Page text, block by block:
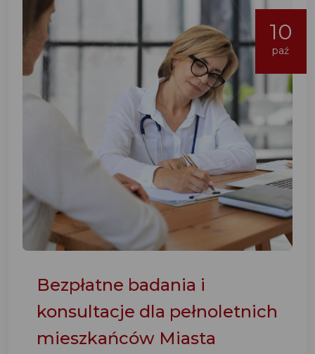
10
paź
Bezpłatne badania i
konsultacje dla pełnoletnich
mieszkańców Miasta